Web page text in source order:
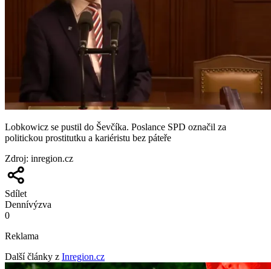
Lobkowicz se pustil do Ševčíka. Poslance SPD označil za
politickou prostitutku a kariéristu bez páteře
Zdroj: inregion.cz
Sdílet
Dennívýzva
0
Reklama
Další články z Inregion.cz